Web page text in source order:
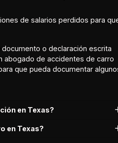
de salarios perdidos para
o declaración escrita
abogado de accidentes de carro
que pueda documentar
en Texas?
en Texas?